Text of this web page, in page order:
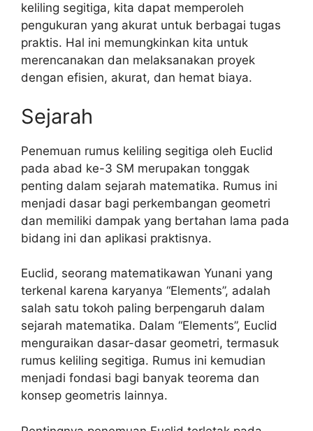
keliling segitiga, kita dapat memperoleh
pengukuran yang akurat untuk berbagai tugas
praktis. Hal ini memungkinkan kita untuk
merencanakan dan melaksanakan proyek
dengan efisien, akurat, dan hemat biaya.
Sejarah
Penemuan rumus keliling segitiga oleh Euclid
pada abad ke-3 SM merupakan tonggak
penting dalam sejarah matematika. Rumus ini
menjadi dasar bagi perkembangan geometri
dan memiliki dampak yang bertahan lama pada
bidang ini dan aplikasi praktisnya.
Euclid, seorang matematikawan Yunani yang
terkenal karena karyanya “Elements”, adalah
salah satu tokoh paling berpengaruh dalam
sejarah matematika. Dalam “Elements”, Euclid
menguraikan dasar-dasar geometri, termasuk
rumus keliling segitiga. Rumus ini kemudian
menjadi fondasi bagi banyak teorema dan
konsep geometris lainnya.